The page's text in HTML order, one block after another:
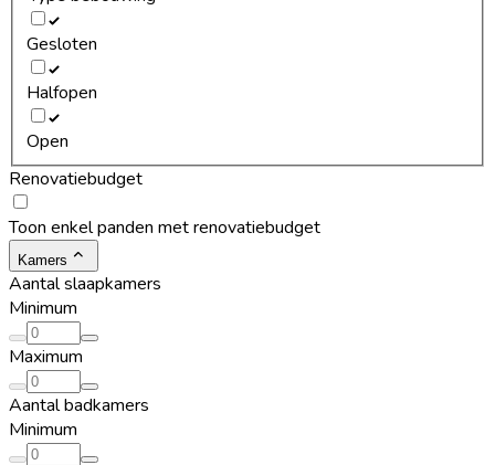
Gesloten
Halfopen
Open
Renovatiebudget
Toon enkel panden met renovatiebudget
Kamers
Aantal slaapkamers
Minimum
Maximum
Aantal badkamers
Minimum